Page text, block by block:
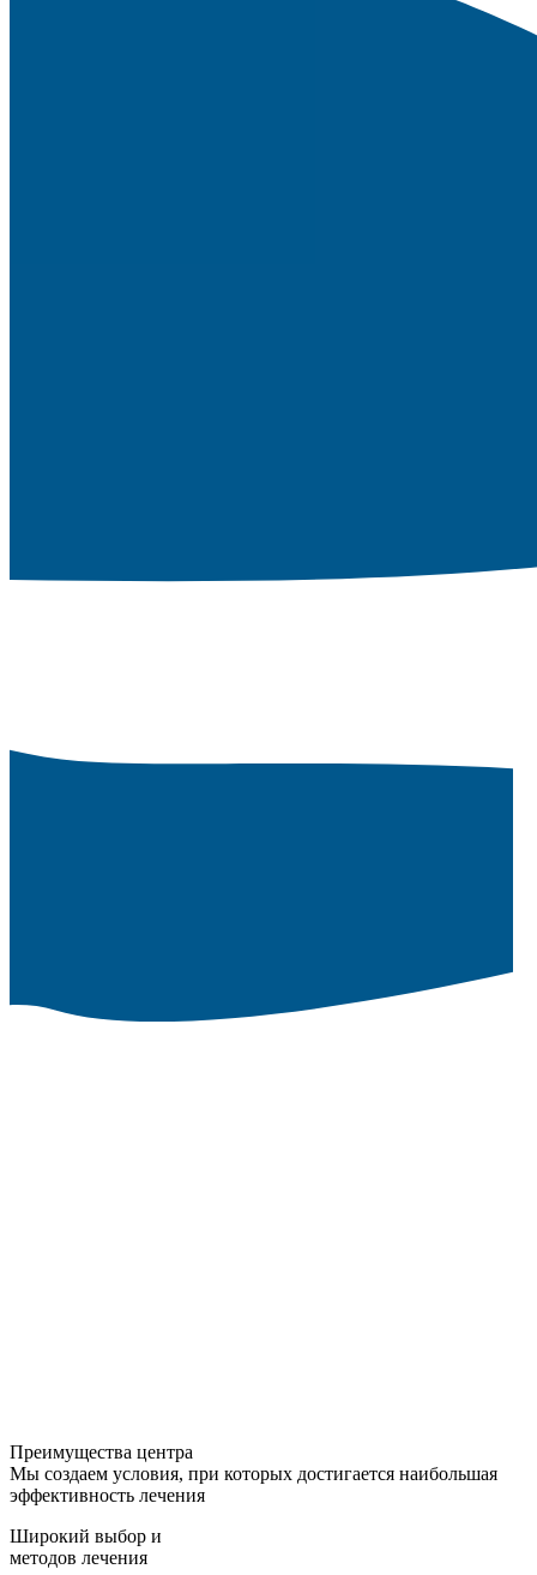
Преимущества центра
Мы создаем условия, при которых достигается наибольшая
эффективность лечения
Широкий выбор и
методов лечения